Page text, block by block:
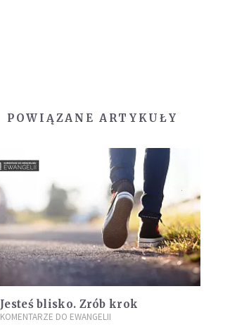
POWIĄZANE ARTYKUŁY
Jesteś blisko. Zrób krok
KOMENTARZE DO EWANGELII